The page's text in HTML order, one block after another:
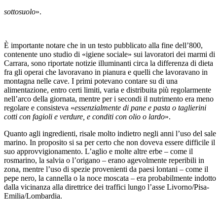
sottosuolo».
È importante notare che in un testo pubblicato alla fine dell’800,
contenente uno studio di «igiene sociale» sui lavoratori dei marmi di
Carrara, sono riportate notizie illuminanti circa la differenza di dieta
fra gli operai che lavoravano in pianura e quelli che lavoravano in
montagna nelle cave. I primi potevano contare su di una
alimentazione, entro certi limiti, varia e distribuita più regolarmente
nell’arco della giornata, mentre per i secondi il nutrimento era meno
regolare e consisteva «essenzialmente di pane e pasta o taglierini
cotti con fagioli e verdure, e conditi con olio o lardo».
Quanto agli ingredienti, risale molto indietro negli anni l’uso del sale
marino. In proposito si sa per certo che non doveva essere difficile il
suo approvvigionamento. L’aglio e molte altre erbe – come il
rosmarino, la salvia o l’origano – erano agevolmente reperibili in
zona, mentre l’uso di spezie provenienti da paesi lontani – come il
pepe nero, la cannella o la noce moscata – era probabilmente indotto
dalla vicinanza alla direttrice dei traffici lungo l’asse Livorno/Pisa-
Emilia/Lombardia.